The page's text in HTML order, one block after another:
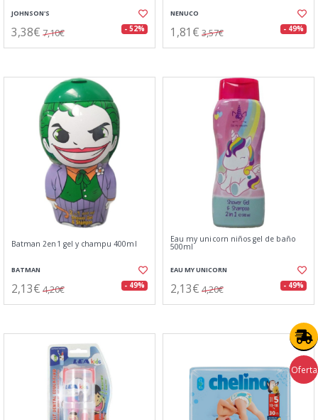
JOHNSON'S
3,38€ 7,10€ - 52%
NENUCO
1,81€ 3,57€ - 49%
Batman 2en1 gel y champu 400ml
BATMAN
2,13€ 4,20€ - 49%
Eau my unicorn niños gel de baño
500ml
EAU MY UNICORN
2,13€ 4,20€ - 49%
Oferta